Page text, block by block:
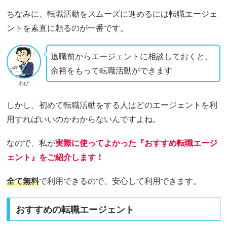
ちなみに、転職活動をスムーズに進めるには転職エージェ
ントを素直に頼るのが一番です。
わび
退職前からエージェントに相談しておくと、
余裕をもって転職活動ができます
しかし、初めて転職活動をする人はどのエージェントを利
用すればいいのかわからないんですよね。
なので、私が実際に使ってよかった『おすすめ転職エージ
ェント』をご紹介します！
全て無料で利用できるので、安心して利用できます。
おすすめの転職エージェント